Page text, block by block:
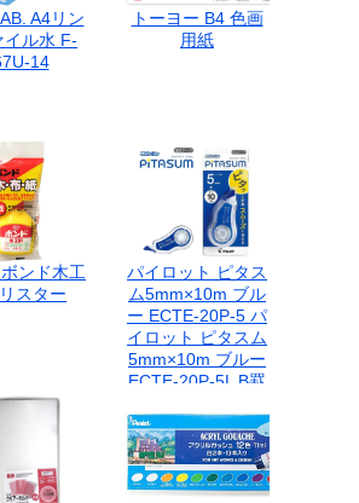
A4リン
イル水 F-
14
トーヨー B4 色画
用紙
ンド木工
スター
パイロット ピタス
ム5mm×10m ブル
ー ECTE-20P-5 パ
イロット ピタスム
5mm×10m ブルー
ECTE-20P-5L B罫
い切りタイプ